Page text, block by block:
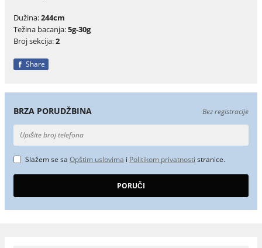
Dužina:244cm
Težina bacanja:5g-30g
Broj sekcija:2
Share
BRZA PORUDŽBINA Bez registracije
Slažem se sa Opštim uslovima i Politikom privatnosti stranice.